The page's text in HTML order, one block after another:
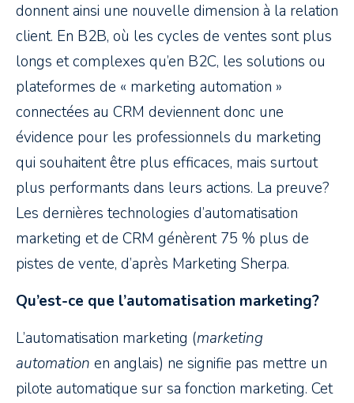
donnent ainsi une nouvelle dimension à la relation
client. En B2B, où les cycles de ventes sont plus
longs et complexes qu’en B2C, les solutions ou
plateformes de « marketing automation »
connectées au CRM deviennent donc une
évidence pour les professionnels du marketing
qui souhaitent être plus efficaces, mais surtout
plus performants dans leurs actions. La preuve?
Les dernières technologies d’automatisation
marketing et de CRM génèrent 75 % plus de
pistes de vente, d’après Marketing Sherpa.
Qu’est-ce que l’automatisation marketing?
L’automatisation marketing (marketing
automation en anglais) ne signifie pas mettre un
pilote automatique sur sa fonction marketing. Cet